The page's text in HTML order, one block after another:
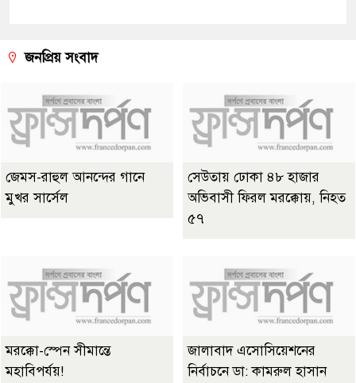
জনপ্রিয় সংবাদ
জেমস-রাহুল আনন্দের গানে
মুখর সার্সেল
সেউতায় ঢোকা ৪৮ হাজার
অভিবাসী ফিরল মরক্কোয়, নিহত
৫৭
মরক্কো-স্পেন সীমান্তে
মহাবিপর্যয়!
জালাবাদ এসোসিয়েশনের
নির্বাচনে ডা: কামরুল হাসান